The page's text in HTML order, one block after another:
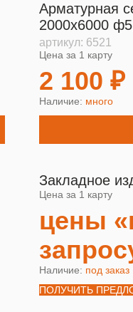
Арматурная
2000х6000
артикул: 6521
Цена за 1 карту
2 100 ₽
Наличие: много
Закладное
Цена за 1 карту
цены
Наличие: под заказ
ПОЛУЧИТЬ